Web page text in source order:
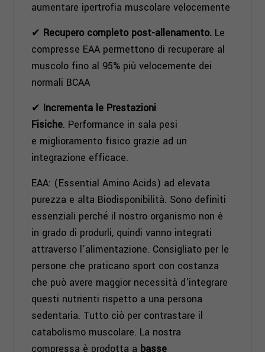
aumentare ipertrofia muscolare velocemente
✔ Recupero completo post-allenamento. Le
compresse EAA permettono di recuperare al
muscolo fino al 95% più velocemente dei
normali BCAA
✔ Incrementa le Prestazioni
Fisiche. Performance in sala pesi
e miglioramento fisico grazie ad un
integrazione efficace.
EAA: (Essential Amino Acids) ad elevata
purezza e alta Biodisponibilità. Sono definiti
essenziali perché il nostro organismo non è
in grado di produrli, quindi vanno integrati
attraverso l’alimentazione. Consigliato per le
persone che praticano sport con costanza
che può avere maggior necessità d'integrare
questi nutrienti rispetto a una persona
sedentaria. Tutto ciò per contrastare il
catabolismo muscolare. La nostra
compressa è prodotta a basse